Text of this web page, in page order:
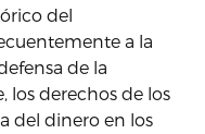
del
a la
de la
derechos de los
del dinero en los